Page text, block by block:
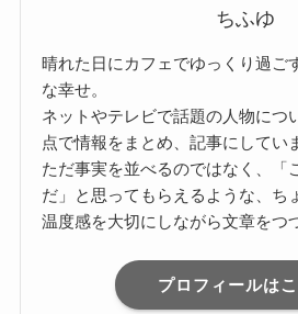
ちふゆ
晴れた日にカフェでゆっくり過ご
な幸せ。
ネットやテレビで話題の人物につ
点で情報をまとめ、記事にしてい
ただ事実を並べるのではなく、「
だ」と思ってもらえるような、ち
温度感を大切にしながら文章をつ
プロフィールは